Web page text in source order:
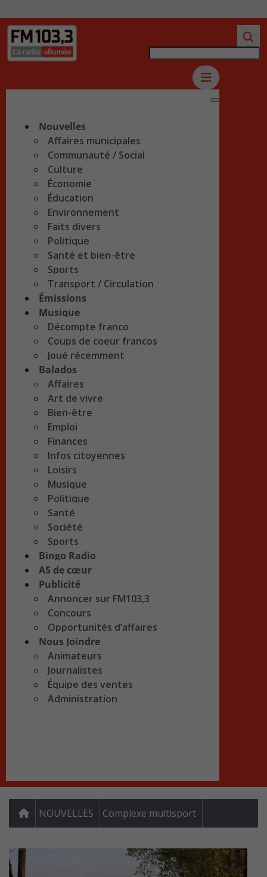
Nouvelles
Affaires municipales
Communauté / Social
Culture
Économie
Éducation
Environnement
Faits divers
Politique
Santé et bien-être
Sports
Transport / Circulation
Émissions
Musique
Décompte franco
Coups de coeur francos
Joué récemment
Balados
Affaires
Art de vivre
Bien-être
Emploi
Finances
Infos citoyennes
Loisirs
Musique
Politique
Santé
Société
Sports
Bingo Radio
AS de cœur
Publicité
Annoncer sur FM103,3
Concours
Opportunités d’affaires
Nous Joindre
Animateurs
Journalistes
Équipe des ventes
Administration
NOUVELLES Complexe multisport